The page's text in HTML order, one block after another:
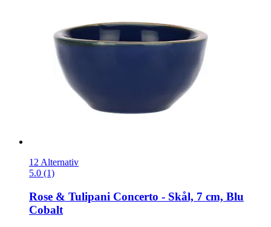
12 Alternativ
5.0 (1)
Rose & Tulipani Concerto -​ Skål, 7 cm, Blu
Cobalt